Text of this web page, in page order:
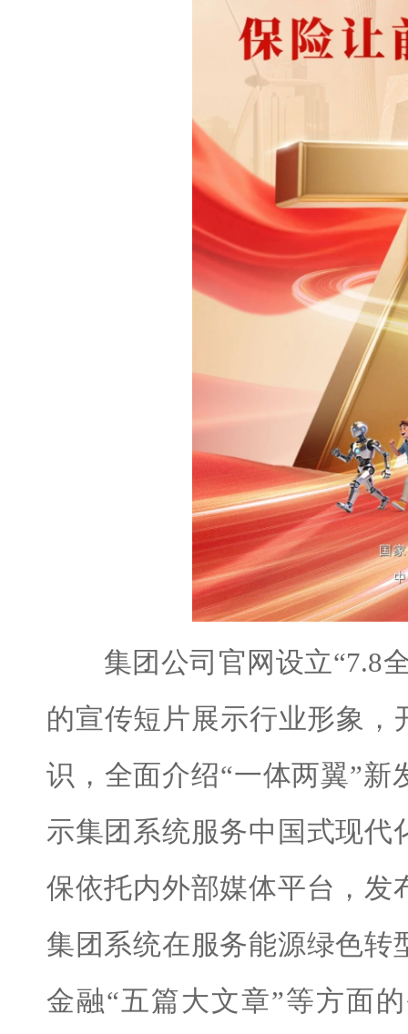
集团公司官网设立“7.8全
的宣传短片展示行业形象，
识，全面介绍“一体两翼”
示集团系统服务中国式现代
保依托内外部媒体平台，发
集团系统在服务能源绿色转
金融“五篇大文章”等方面